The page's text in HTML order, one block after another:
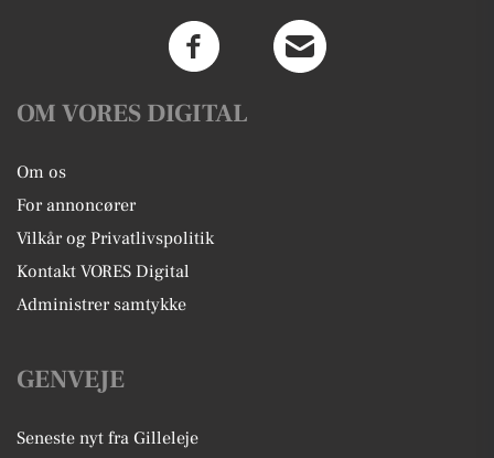
OM VORES DIGITAL
Om os
For annoncører
Vilkår og Privatlivspolitik
Kontakt VORES Digital
Administrer samtykke
GENVEJE
Seneste nyt fra Gilleleje